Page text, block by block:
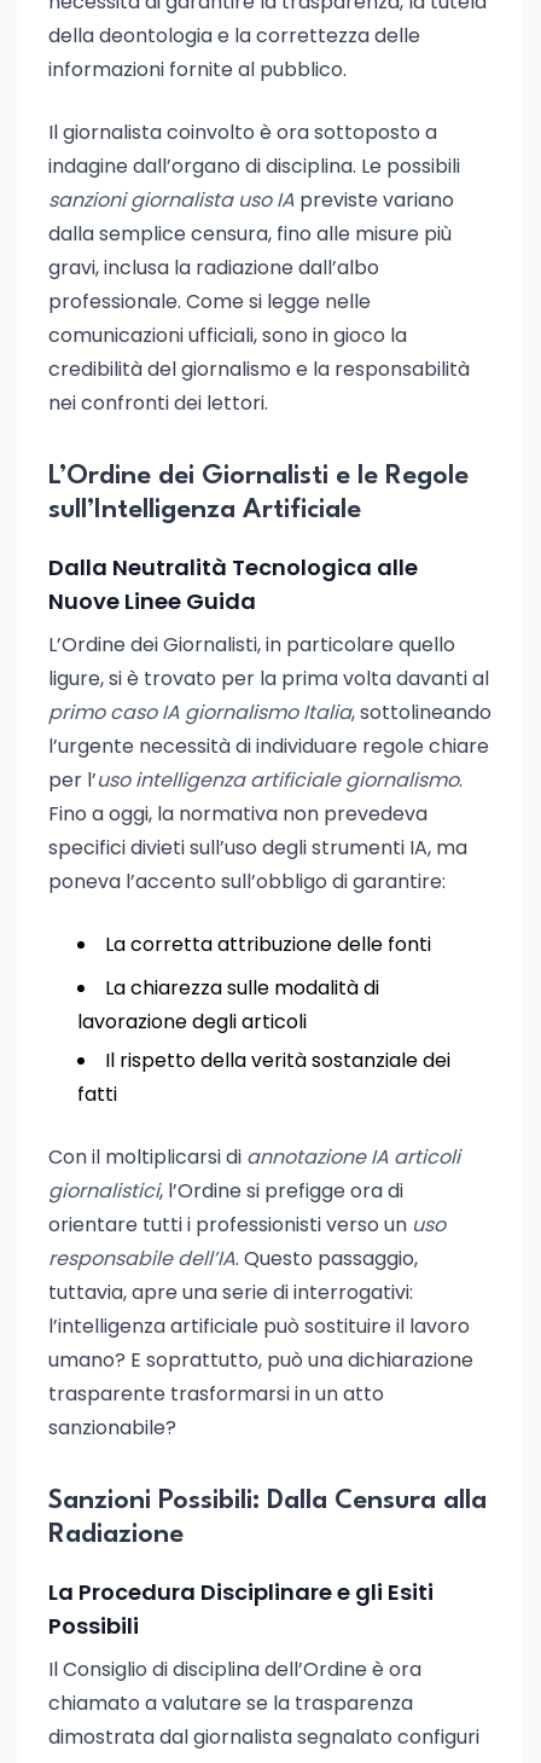
della deontologia e la correttezza delle
informazioni fornite al pubblico.
Il giornalista coinvolto è ora sottoposto a
indagine dall’organo di disciplina. Le possibili
sanzioni giornalista uso IA previste variano
dalla semplice censura, fino alle misure più
gravi, inclusa la radiazione dall’albo
professionale. Come si legge nelle
comunicazioni ufficiali, sono in gioco la
credibilità del giornalismo e la responsabilità
nei confronti dei lettori.
L’Ordine dei Giornalisti e le Regole
sull’Intelligenza Artificiale
Dalla Neutralità Tecnologica alle
Nuove Linee Guida
L’Ordine dei Giornalisti, in particolare quello
ligure, si è trovato per la prima volta davanti al
primo caso IA giornalismo Italia, sottolineando
l’urgente necessità di individuare regole chiare
per l’uso intelligenza artificiale giornalismo.
Fino a oggi, la normativa non prevedeva
specifici divieti sull’uso degli strumenti IA, ma
poneva l’accento sull’obbligo di garantire:
La corretta attribuzione delle fonti
La chiarezza sulle modalità di
lavorazione degli articoli
Il rispetto della verità sostanziale dei
fatti
Con il moltiplicarsi di annotazione IA articoli
giornalistici, l’Ordine si prefigge ora di
orientare tutti i professionisti verso un uso
responsabile dell’IA. Questo passaggio,
tuttavia, apre una serie di interrogativi:
l’intelligenza artificiale può sostituire il lavoro
umano? E soprattutto, può una dichiarazione
trasparente trasformarsi in un atto
sanzionabile?
Sanzioni Possibili: Dalla Censura alla
Radiazione
La Procedura Disciplinare e gli Esiti
Possibili
Il Consiglio di disciplina dell’Ordine è ora
chiamato a valutare se la trasparenza
dimostrata dal giornalista segnalato configuri